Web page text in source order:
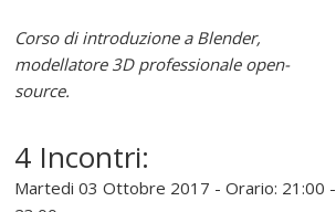
i
n
u
Corso di introduzione a Blender,
modellatore 3D professionale open-
source.
4 Incontri:
Martedi 03 Ottobre 2017 - Orario: 21:00 -